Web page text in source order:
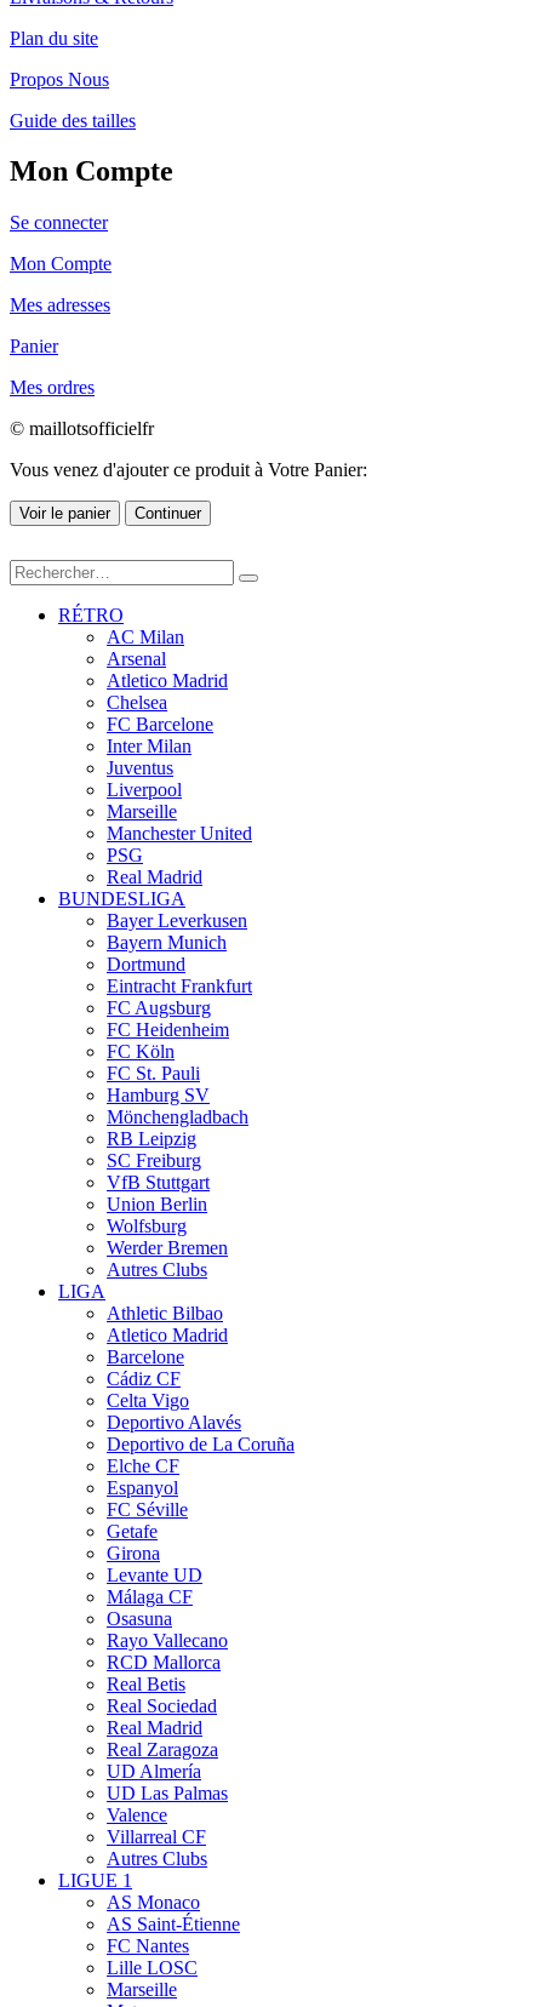
Plan du site
Propos Nous
Guide des tailles
Mon Compte
Se connecter
Mon Compte
Mes adresses
Panier
Mes ordres
© maillotsofficielfr
Vous venez d'ajouter ce produit à Votre Panier:
Voir le panier Continuer
RÉTRO
AC Milan
Arsenal
Atletico Madrid
Chelsea
FC Barcelone
Inter Milan
Juventus
Liverpool
Marseille
Manchester United
PSG
Real Madrid
BUNDESLIGA
Bayer Leverkusen
Bayern Munich
Dortmund
Eintracht Frankfurt
FC Augsburg
FC Heidenheim
FC Köln
FC St. Pauli
Hamburg SV
Mönchengladbach
RB Leipzig
SC Freiburg
VfB Stuttgart
Union Berlin
Wolfsburg
Werder Bremen
Autres Clubs
LIGA
Athletic Bilbao
Atletico Madrid
Barcelone
Cádiz CF
Celta Vigo
Deportivo Alavés
Deportivo de La Coruña
Elche CF
Espanyol
FC Séville
Getafe
Girona
Levante UD
Málaga CF
Osasuna
Rayo Vallecano
RCD Mallorca
Real Betis
Real Sociedad
Real Madrid
Real Zaragoza
UD Almería
UD Las Palmas
Valence
Villarreal CF
Autres Clubs
LIGUE 1
AS Monaco
AS Saint-Étienne
FC Nantes
Lille LOSC
Marseille